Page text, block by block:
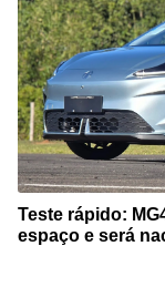
Teste rápido:
espaço e será